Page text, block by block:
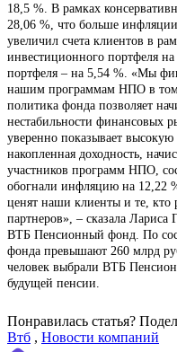
18,5 %. В рамках
28,06 %, что больше
увеличил счета клиентов в
инвестиционного портфеля
портфеля – на 5,54 %. «Мы
нашим программам НПО в том
политика фонда позволяет
нестабильности
уверенно показывает высокую
накопленная доходность,
участников программ НПО,
обогнали инфляцию на 12,22
ценят наши клиенты и те, кто
партнеров», – сказала Лариса
ВТБ Пенсионный фонд. По
фонда превышают 260 млрд
человек выбрали ВТБ
будущей пенсии.
Понравилась статья?
Втб , Новости компаний